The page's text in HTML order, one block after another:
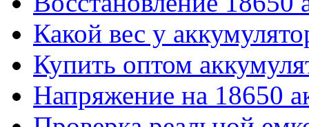
Какой вес у
Купить оптом
Напряжение на 18650